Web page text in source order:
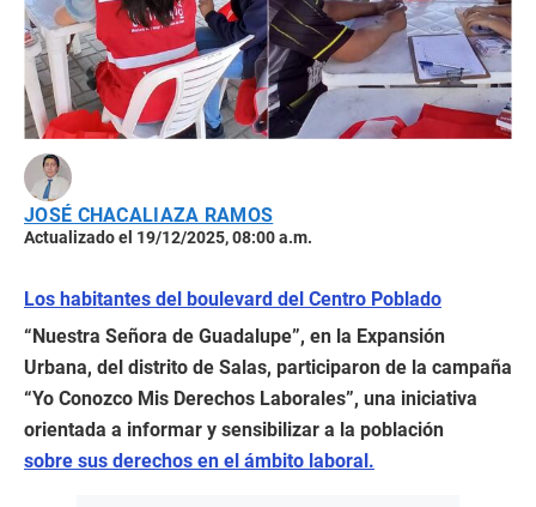
JOSÉ CHACALIAZA RAMOS
Actualizado el 19/12/2025, 08:00 a.m.
Los habitantes del boulevard del Centro Poblado
“Nuestra Señora de Guadalupe”, en la Expansión
Urbana, del distrito de Salas, participaron de la campaña
“Yo Conozco Mis Derechos Laborales”, una iniciativa
orientada a informar y sensibilizar a la población
sobre sus derechos en el ámbito laboral.